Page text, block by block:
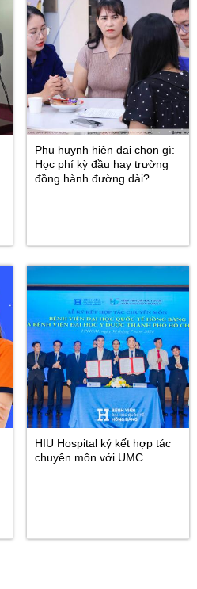
Phụ huynh hiện đại chọn gì:
Học phí kỳ đầu hay trường
đồng hành đường dài?
HIU Hospital ký kết hợp tác
chuyên môn với UMC